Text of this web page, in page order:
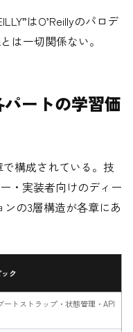
はO’Reillyのパロデ
は一切関係ない。
ートの学習価
構成されている。技
・実装者向けのディー
ンの3層構造が各章にあ
ク
ートストラップ・状態管理・API